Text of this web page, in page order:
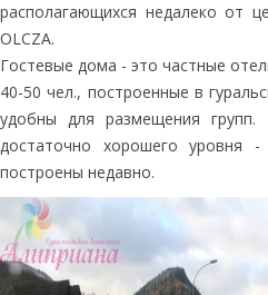
располагающихся недалеко от
OLCZA.
Гостевые дома - это частные
40-50 чел., построенные в
удобны для размещения групп.
достаточно хорошего уровня
построены недавно.